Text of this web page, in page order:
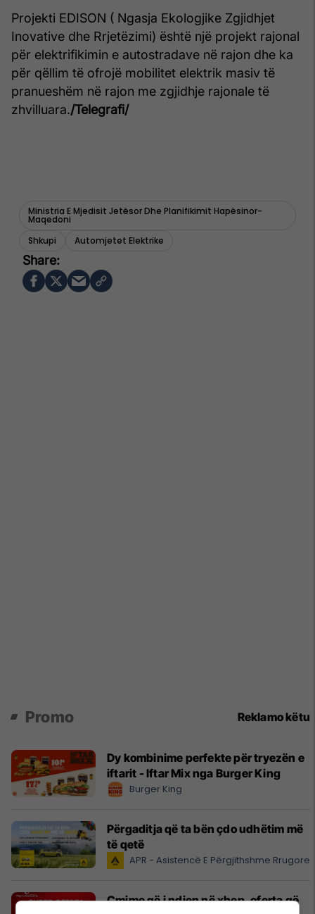
Projekti EDISON ( Ngasja Ekologjike Zgjidhjet
Inovative dhe Rrjetëzimi) është një projekt rajonal
për elektrifikimin e autostradave në rajon dhe ka
për qëllim të ofrojë mobilitet elektrik masiv të
pranueshëm në rajon me zgjidhje rajonale të
zhvilluara./Telegrafi/
Ministria E Mjedisit Jetësor Dhe Planifikimit Hapësinor-
Maqedoni
Shkupi
Automjetet Elektrike
Promo Reklamo këtu
Dy kombinime perfekte për tryezën e
iftarit - Iftar Mix nga Burger King
Burger King
Përgaditja që ta bën çdo udhëtim më
të qetë
APR - Asistencë E Përgjithshme Rrugore
Çmime që i ndjen në xhep, oferta që